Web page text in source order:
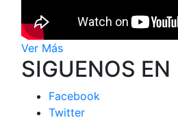
Ver Más
SIGUENOS EN
Facebook
Twitter